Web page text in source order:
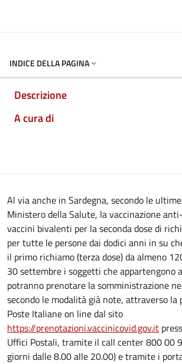
INDICE DELLA PAGINA
Descrizione
A cura di
Al via anche in Sardegna, secondo le
Ministero della Salute, la vaccinazione
vaccini bivalenti per la seconda dose di
per tutte le persone dai dodici anni in su
il primo richiamo (terza dose) da almeno
30 settembre i soggetti che appartengono
potranno prenotare la somministrazione
secondo le modalità già note, attraverso la
Poste Italiane on line dal sito
https://prenotazioni.vaccinicovid.gov.it
Uffici Postali, tramite il call center 800 00
giorni dalle 8.00 alle 20.00) e tramite i